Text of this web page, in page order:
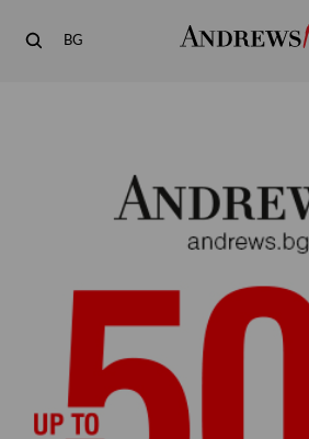
BG